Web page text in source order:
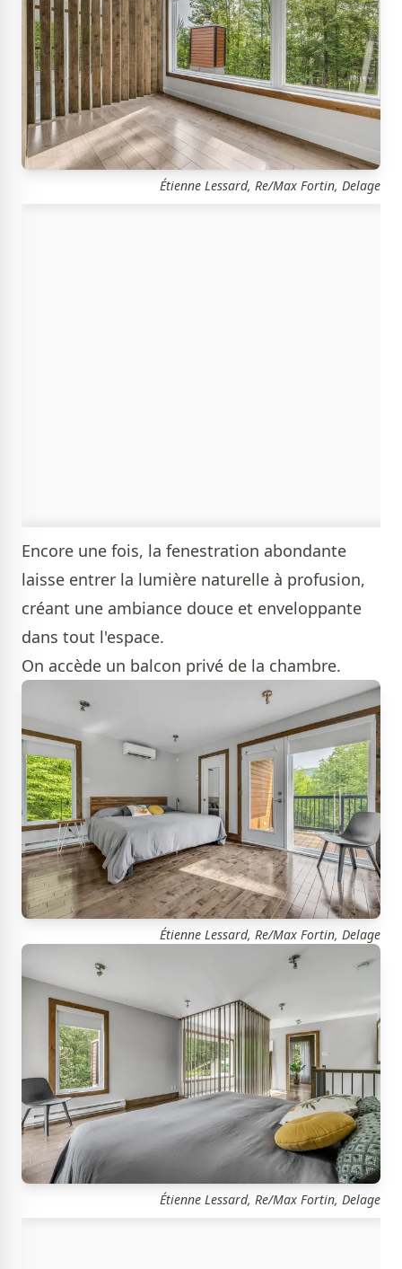
Étienne Lessard, Re/Max Fortin, Delage
Encore une fois, la fenestration abondante
laisse entrer la lumière naturelle à profusion,
créant une ambiance douce et enveloppante
dans tout l'espace.
On accède un balcon privé de la chambre.
Étienne Lessard, Re/Max Fortin, Delage
Étienne Lessard, Re/Max Fortin, Delage